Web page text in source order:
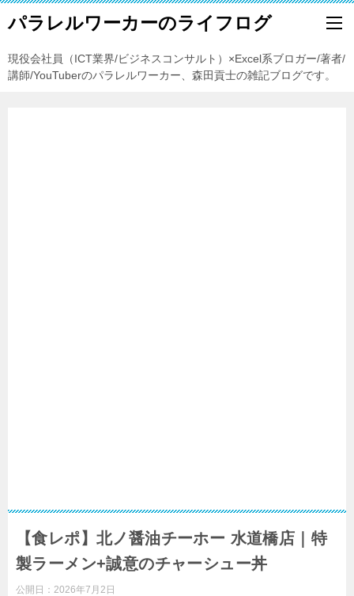
パラレルワーカーのライフログ
現役会社員（ICT業界/ビジネスコンサルト）×Excel系ブロガー/著者/
講師/YouTuberのパラレルワーカー、森田貢士の雑記ブログです。
【食レポ】北ノ醤油チーホー 水道橋店｜特
製ラーメン+誠意のチャーシュー丼
公開日： 2026年7月2日